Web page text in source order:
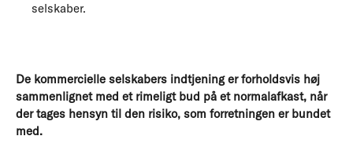
selskaber.
De kommercielle selskabers indtjening er forholdsvis høj
sammenlignet med et rimeligt bud på et normalafkast, når
der tages hensyn til den risiko, som forretningen er bundet
med.